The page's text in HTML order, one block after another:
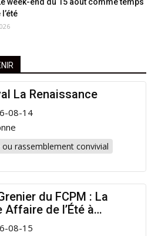
week-end du 15 août comme temps
La Renaissance
08-14
ou rassemblement convivial
du FCPM : La
Affaire de l’Été à
!
08-15